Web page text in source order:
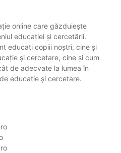
online care găzduiește
educației și cercetării.
educați copiii noștri, cine și
și cercetare, cine și cum
de adecvate la lumea în
educație și cercetare.